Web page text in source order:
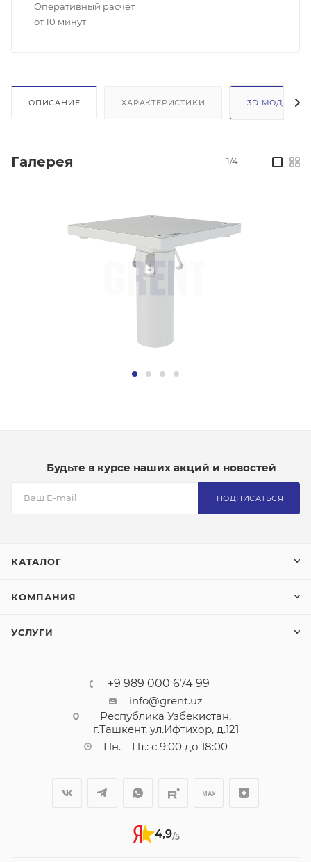
Оперативный расчет
от 10 минут
ОПИСАНИЕ ХАРАКТЕРИСТИКИ 3D МОДЕЛЬ
Галерея 1/4
Будьте в курсе наших акций и новостей
ПОДПИСАТЬСЯ
КАТАЛОГ
КОМПАНИЯ
УСЛУГИ
+9 989 000 674 99
info@grent.uz
Республика Узбекистан,
г.Ташкент, ул.Ифтихор, д.121
Пн. – Пт.: с 9:00 до 18:00
4,9/5